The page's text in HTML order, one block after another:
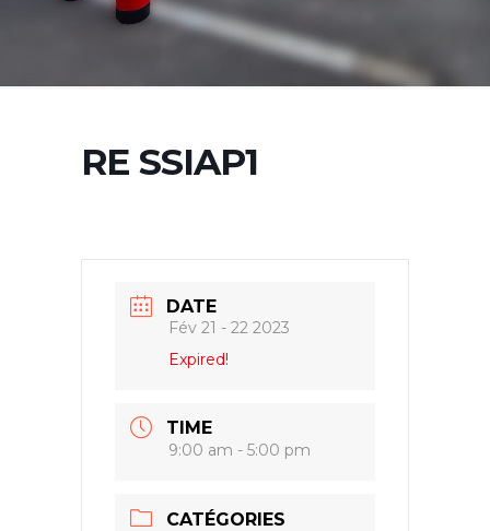
RE SSIAP1
DATE
Fév 21 - 22 2023
Expired!
TIME
9:00 am - 5:00 pm
CATÉGORIES